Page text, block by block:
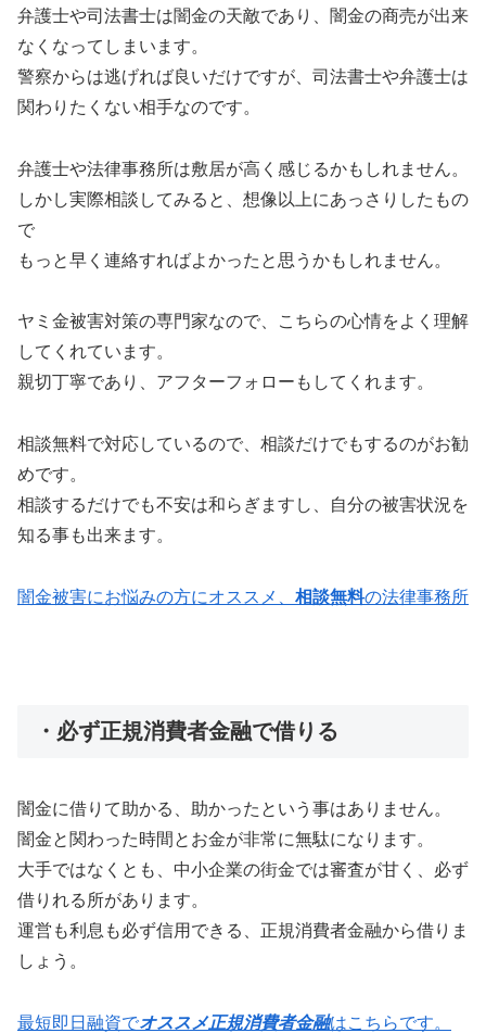
弁護士や司法書士は闇金の天敵であり、闇金の商売が出来
なくなってしまいます。
警察からは逃げれば良いだけですが、司法書士や弁護士は
関わりたくない相手なのです。
弁護士や法律事務所は敷居が高く感じるかもしれません。
しかし実際相談してみると、想像以上にあっさりしたもの
で
もっと早く連絡すればよかったと思うかもしれません。
ヤミ金被害対策の専門家なので、こちらの心情をよく理解
してくれています。
親切丁寧であり、アフターフォローもしてくれます。
相談無料で対応しているので、相談だけでもするのがお勧
めです。
相談するだけでも不安は和らぎますし、自分の被害状況を
知る事も出来ます。
闇金被害にお悩みの方にオススメ、 相談無料の法律事務所
・必ず正規消費者金融で借りる
闇金に借りて助かる、助かったという事はありません。
闇金と関わった時間とお金が非常に無駄になります。
大手ではなくとも、中小企業の街金では審査が甘く、必ず
借りれる所があります。
運営も利息も必ず信用できる、正規消費者金融から借りま
しょう。
最短即日融資でオススメ正規消費者金融はこちらです。